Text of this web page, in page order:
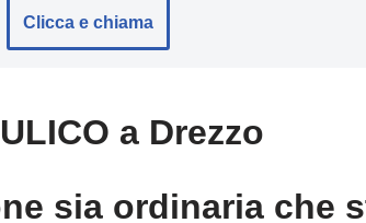
Clicca e chiama
a Drezzo
sia ordinaria che